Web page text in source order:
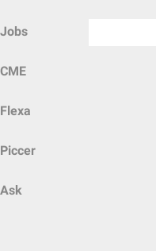
Jobs
CME
Flexa
Piccer
Ask